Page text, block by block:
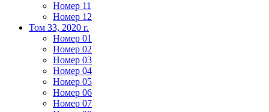
Номер 11
Номер 12
Том 33, 2020 г.
Номер 01
Номер 02
Номер 03
Номер 04
Номер 05
Номер 06
Номер 07